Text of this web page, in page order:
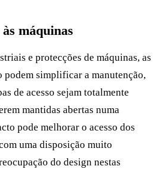
às máquinas
e protecções de máquinas, as
podem simplificar a manutenção,
de acesso sejam totalmente
mantidas abertas numa
pode melhorar o acesso dos
uma disposição muito
do design nestas